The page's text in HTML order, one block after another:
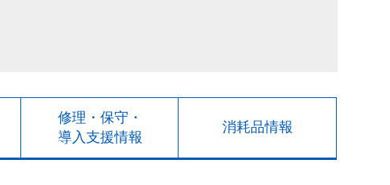
修理・保守・
導入支援情報
消耗品情報